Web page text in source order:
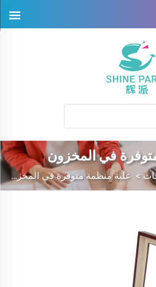
في المخزون
> علبة منظمة متوفرة في المخزون